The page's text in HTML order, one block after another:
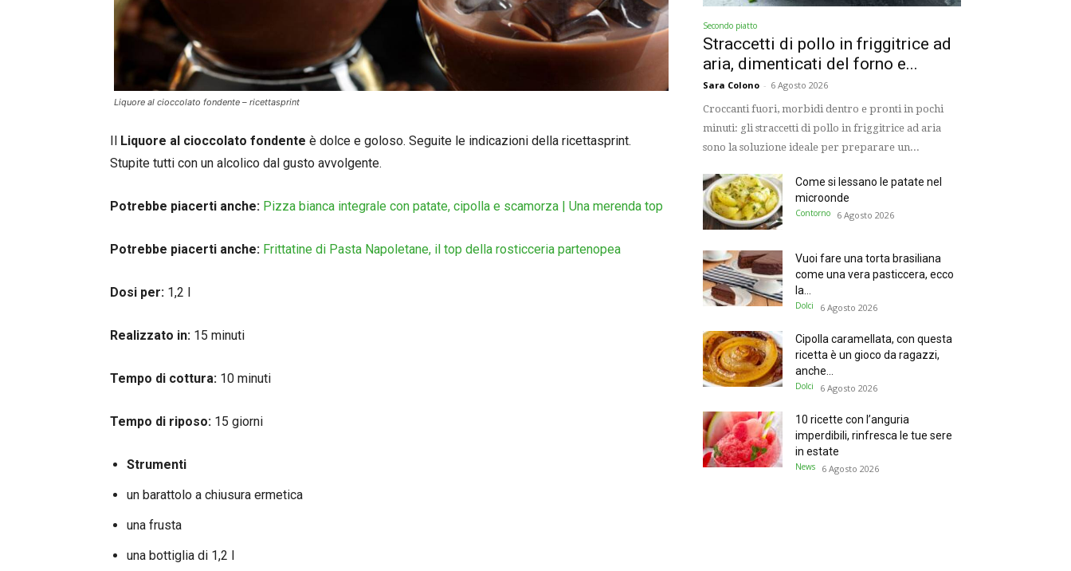
Liquore al cioccolato fondente – ricettasprint
Il Liquore al cioccolato fondente è dolce e goloso. Seguite le indicazioni della ricettasprint.
Stupite tutti con un alcolico dal gusto avvolgente.
Potrebbe piacerti anche: Pizza bianca integrale con patate, cipolla e scamorza | Una merenda top
Potrebbe piacerti anche: Frittatine di Pasta Napoletane, il top della rosticceria partenopea
Dosi per: 1,2 l
Realizzato in: 15 minuti
Tempo di cottura: 10 minuti
Tempo di riposo: 15 giorni
Strumenti
un barattolo a chiusura ermetica
una frusta
una bottiglia di 1,2 l
Secondo piatto
Straccetti di pollo in friggitrice ad
aria, dimenticati del forno e...
Sara Colono - 6 Agosto 2026
Croccanti fuori, morbidi dentro e pronti in pochi
minuti: gli straccetti di pollo in friggitrice ad aria
sono la soluzione ideale per preparare un...
Come si lessano le patate nel
microonde
Contorno 6 Agosto 2026
Vuoi fare una torta brasiliana
come una vera pasticcera, ecco
la...
Dolci 6 Agosto 2026
Cipolla caramellata, con questa
ricetta è un gioco da ragazzi,
anche...
Dolci 6 Agosto 2026
10 ricette con l’anguria
imperdibili, rinfresca le tue sere
in estate
News 6 Agosto 2026